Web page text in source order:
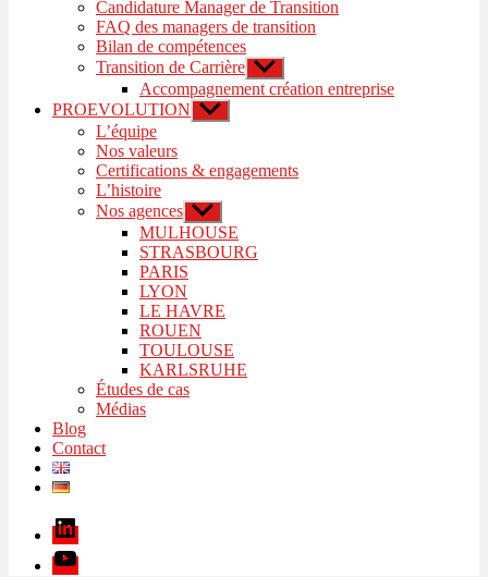
Candidature Manager de Transition
FAQ des managers de transition
Bilan de compétences
Transition de Carrière Afficher
le
sous-
Accompagnement création entreprise
PROEVOLUTION Afficher
le
L’équipe
Nos valeurs
Certifications & engagements
L’histoire
Nos agences Afficher
le
sous-
menu
MULHOUSE
STRASBOURG
PARIS
LYON
LE HAVRE
ROUEN
TOULOUSE
KARLSRUHE
Études de cas
Médias
Blog
Contact
Linkedin
Youtube